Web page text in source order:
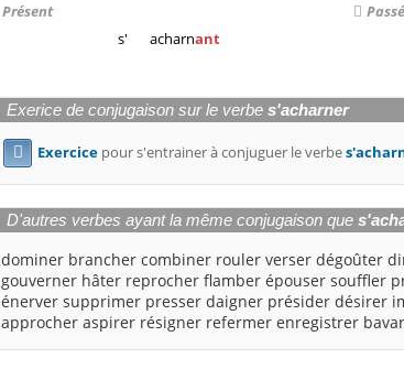
Présent
s'
acharnant
Passé
Exerice de conjugaison sur le verbes'acharner
 Exercice pour s'entrainer à conjuguer le verbe
D'autres verbes ayant la même conjugaison que
dominer brancher combiner rouler verser dégoûter
gouverner hâter reprocher flamber épouser souffler
énerver supprimer presser daigner présider désirer
approcher aspirer résigner refermer enregistrer